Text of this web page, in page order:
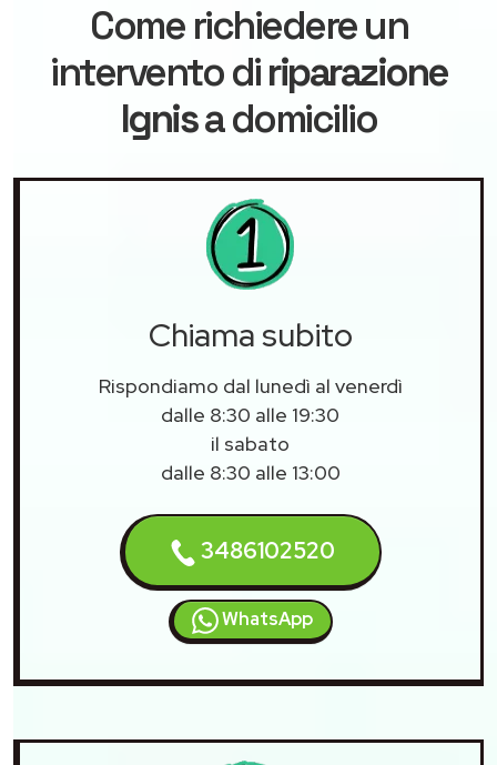
Come richiedere un
intervento diriparazione
Ignisa domicilio
Chiama subito
Rispondiamo dal lunedì al venerdì
dalle 8:30 alle 19:30
il sabato
dalle 8:30 alle 13:00
3486102520
WhatsApp